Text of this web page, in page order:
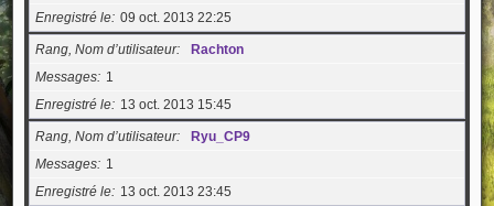
Enregistré le 09 oct. 2013 22:25
Rang, Nom d’utilisateur
Rachton
Messages
1
Enregistré le
13 oct. 2013 15:45
Rang, Nom d’utilisateur
Ryu_CP9
Messages
1
Enregistré le
13 oct. 2013 23:45